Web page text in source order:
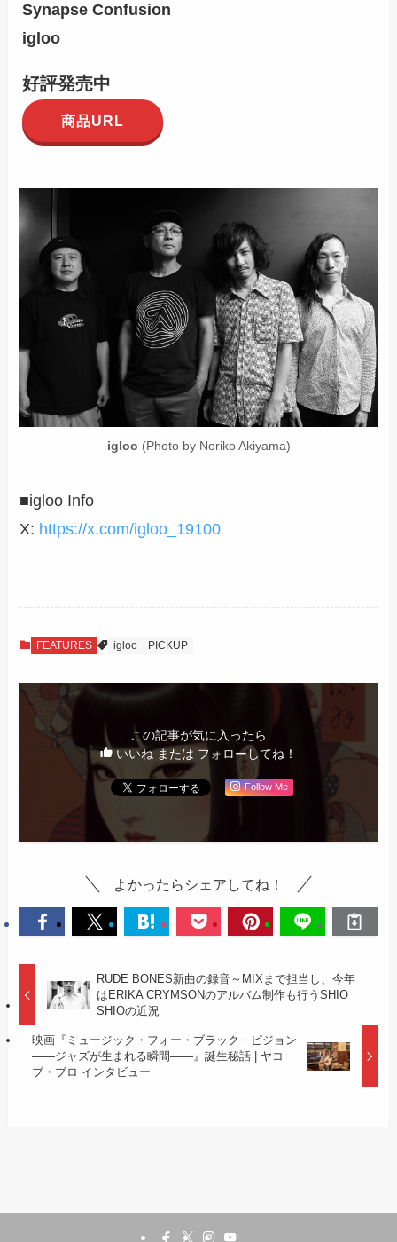
Synapse Confusion
igloo
好評発売中
商品URL
igloo (Photo by Noriko Akiyama)
■igloo Info
X: https://x.com/igloo_19100
FEATURES igloo PICKUP
この記事が気に入ったら
いいね または フォローしてね！
Follow Me
よかったらシェアしてね！
RUDE BONES新曲の録音～MIXまで担当し、今年
はERIKA CRYMSONのアルバム制作も行うSHIO
SHIOの近況
映画『ミュージック・フォー・ブラック・ピジョン
——ジャズが生まれる瞬間——』誕生秘話 | ヤコ
ブ・ブロ インタビュー